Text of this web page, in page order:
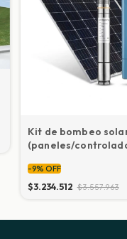
Kit de bombeo
(paneles/
-9% OFF
$3.234.512 $3.557.963